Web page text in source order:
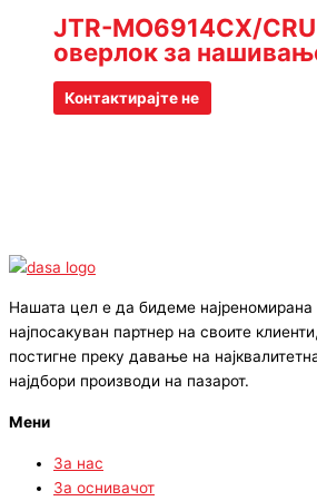
JTR-MO6914CX/
оверлок за
Контактирајте не
Нашата цел е да бидеме најреномирана
најпосакуван партнер на своите
постигне преку давање на
најдбори производи на пазарот.
Мени
За нас
За оснивачот